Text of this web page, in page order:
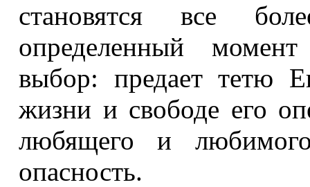
становятся все
определенный
выбор: предает тетю
жизни и свободе его
любящего и любимого
опасность.